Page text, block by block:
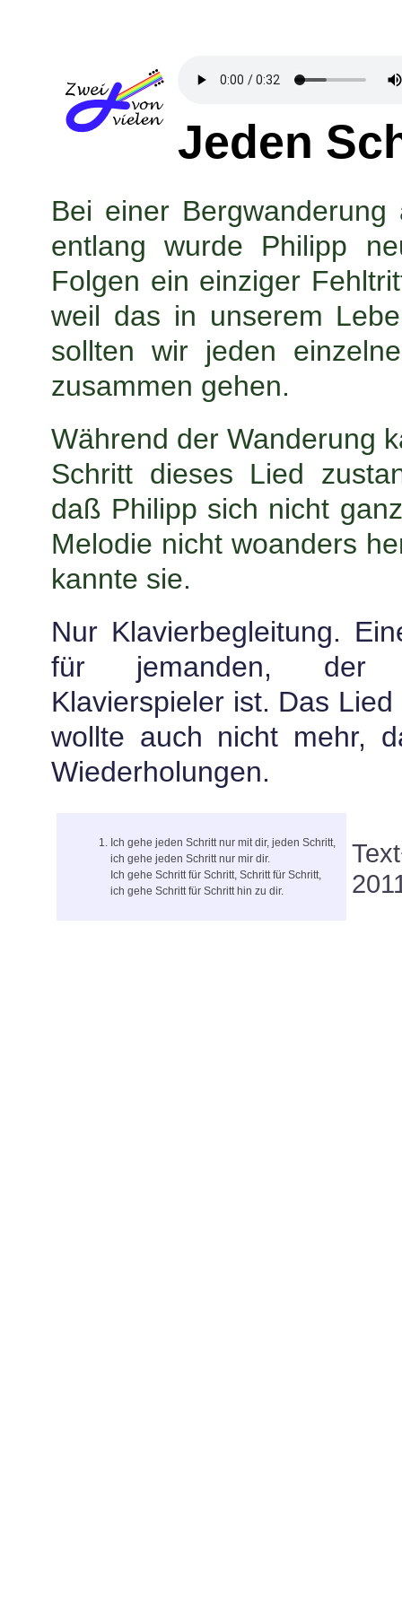
Jeden
Bei einer
entlang wurde Philipp
Folgen ein einziger
weil das in unserem
sollten wir jeden
zusammen gehen.
Während der Wanderung
Schritt dieses Lied
daß Philipp sich nicht
Melodie nicht woanders
kannte sie.
Nur Klavierbegleitung.
für jemanden, der
Klavierspieler ist. Das
wollte auch nicht mehr,
Wiederholungen.
Ich gehe jeden Schritt nur mit dir, jeden Schritt,
ich gehe jeden Schritt nur mir dir.
Ich gehe Schritt für Schritt, Schritt für Schritt,